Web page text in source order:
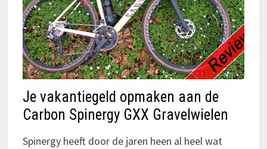
Je vakantiegeld opmaken aan de
Carbon Spinergy GXX Gravelwielen
Spinergy heeft door de jaren heen al heel wat